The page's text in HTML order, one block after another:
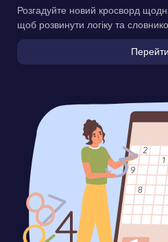
Розгадуйте новий кросворд
щоб розвинути логіку та
Перейти